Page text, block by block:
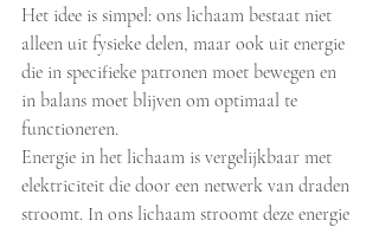
Het idee is simpel: ons lichaam bestaat niet
alleen uit fysieke delen, maar ook uit energie
die in specifieke patronen moet bewegen en
in balans moet blijven om optimaal te
functioneren.
Energie in het lichaam is vergelijkbaar met
elektriciteit die door een netwerk van draden
stroomt. In ons lichaam stroomt deze energie